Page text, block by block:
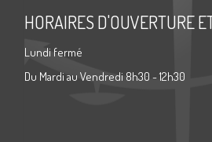
HORAIRES D'OUVERTURE
Lundi fermé
Du Mardi au Vendredi 8h30 - 12h30